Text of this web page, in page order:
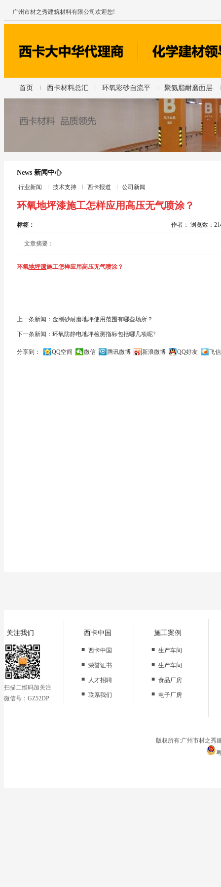
广州市材之秀建筑材料有限公司欢迎您!
首页 西卡材料总汇 环氧彩砂自流平 聚氨脂耐磨面层
News 新闻中心
行业新闻 技术支持 西卡报道 公司新闻
环氧地坪漆施工怎样应用高压无气喷涂？
标签： 作者： 浏览数：
文章摘要：
环氧地坪漆施工怎样应用高压无气喷涂？
在环氧地坪漆施工中,使用高压无气喷涂时,应注意喷枪、软管、身体三者之间
上一条新闻：金刚砂耐磨地坪使用范围有哪些场所？
下一条新闻：环氧防静电地坪检测指标包括哪几项呢?
分享到： QQ空间 微信 腾讯微博 新浪微博 QQ好友
飞信
关注我们
扫描二维码加关注
微信号：GZ52DP
西卡中国
■ 西卡中国
■ 荣誉证书
■
人才招聘
■ 联系我们
施工案例
■ 生产车间
■ 生产车间
■ 食品厂房
■ 电子厂房
停车场
版权所有:广州市材之